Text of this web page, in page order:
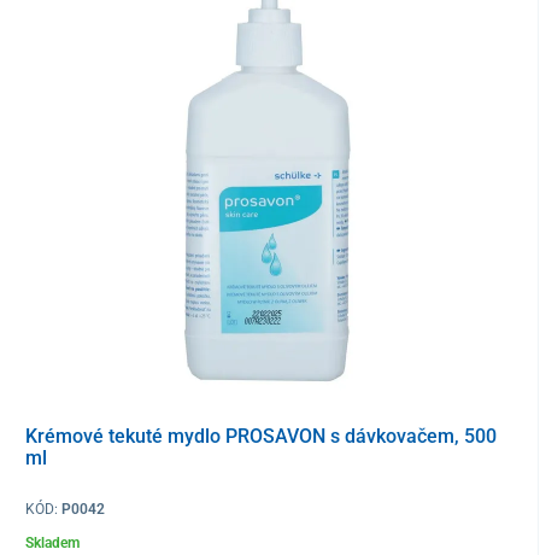
Krémové tekuté mydlo PROSAVON s dávkovačem, 500
ml
KÓD: P0042
Skladem